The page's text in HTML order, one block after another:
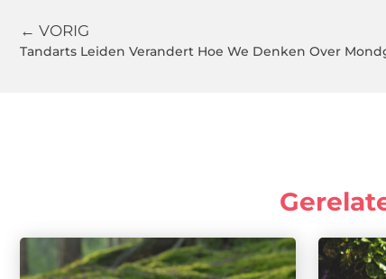
← VORIG
Tandarts Leiden Verandert Hoe We Denken Over